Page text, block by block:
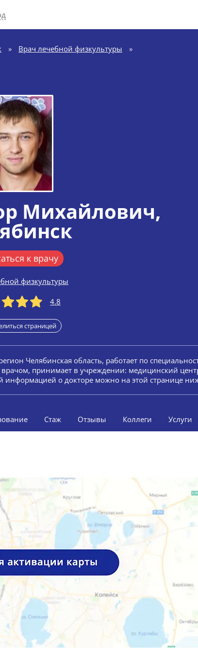
» Врач лечебной физкультуры
»
Михайлович,
к врачу
физкультуры
4.8
страницей
Челябинская область, работает по
принимает в учреждении: медицинский
информацией о докторе можно на этой странице
Стаж Отзывы Коллеги Услуги